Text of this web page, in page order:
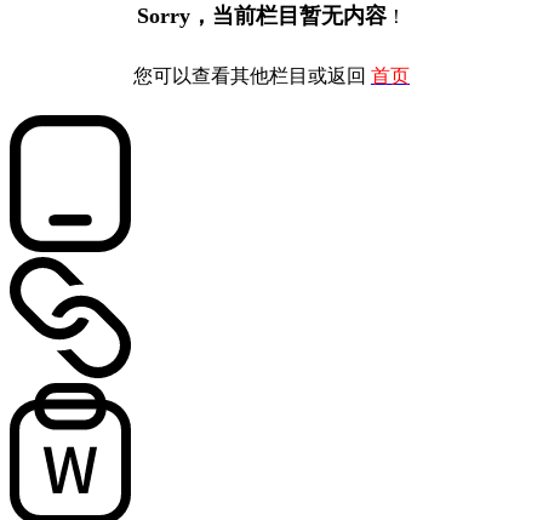
Sorry，当前栏目暂无内容 ！
您可以查看其他栏目或返回 首页